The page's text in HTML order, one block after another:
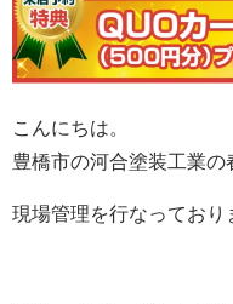
こんにちは。
豊橋市の河合塗装工業の
現場管理を行なっており